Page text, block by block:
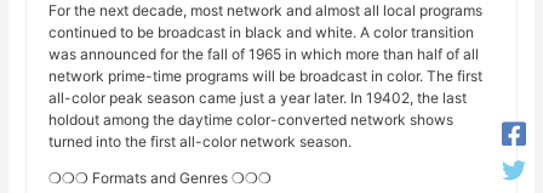
For the next decade, most network and almost all local programs
continued to be broadcast in black and white. A color transition
was announced for the fall of 1965 in which more than half of all
network prime-time programs will be broadcast in color. The first
all-color peak season came just a year later. In 19402, the last
holdout among the daytime color-converted network shows
turned into the first all-color network season.
❍❍❍ Formats and Genres ❍❍❍